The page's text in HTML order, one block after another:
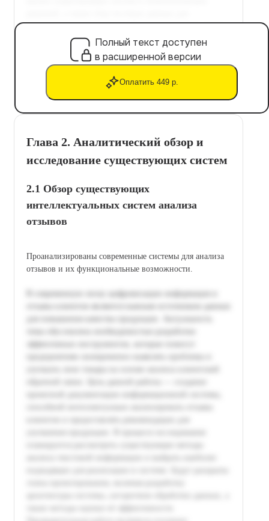
Полный текст доступен
в расширенной версии
Оплатить 449 р.
Глава 2. Аналитический обзор и
исследование существующих систем
2.1 Обзор существующих
интеллектуальных систем анализа
отзывов
Проанализированы современные системы для анализа
отзывов и их функциональные возможности.